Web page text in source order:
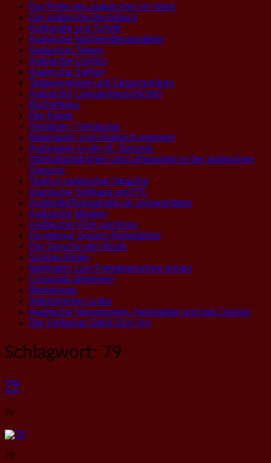
Die Rolle des arabischen im Islam
Der arabische Buchdruck
Kalligrafie und Schrift
Arabische Namensbestandteile
Arabische Tatoos
Arabische Comics
Arabische Zahlen
Textexemplare und Sprachproben
Arabische Literatur(geschichte)
Büchertipps
Der Koran
Vokabeln / Vokabular
Materialien zum Arabisch erlernen
Arabesken in der dt. Sprache
Internationalismen und Lehnwörter in der arabischen
Sprache
Texte in arabischer Sprache
Arabische Software und PC
Arabistik/Orientalistik an Universitäten
Arabische Medien
Arabischer Film und Kino
Ein kleiner Sprach-Reiseführer
Die Sprache der Musik
Schöne Bilder
Methoden zum Fremdsprachen lernen
Linguistik allgemein
Workshops
Interessantes Links
Arabische Newsgroups, Newsletter und das Usenet
Der Verfasser Stellt Sich Vor
Schlagwort: 79
79
79
79